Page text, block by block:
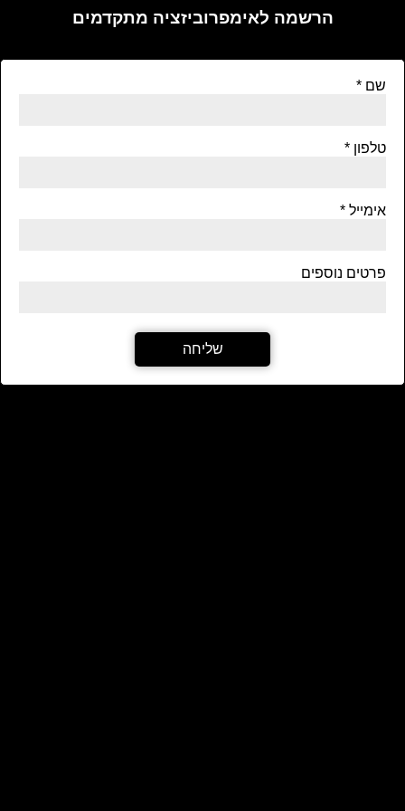
הרשמה לאימפרוביזציה מתקדמים
שם
טלפון
אימייל
פרטים נוספים
שליחה